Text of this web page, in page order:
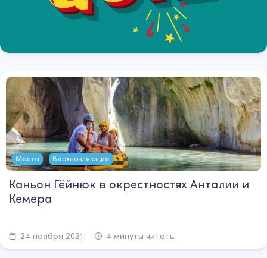
Места Вдохновляющие
Каньон Гёйнюк в окрестностях Анталии и
Кемера
24 ноября 2021 4 минуты читать